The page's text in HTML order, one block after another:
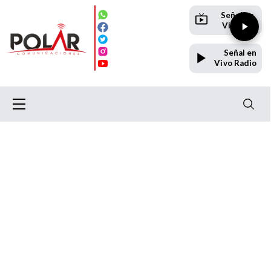
Señal en
Vivo TV
Señal en
Vivo Radio